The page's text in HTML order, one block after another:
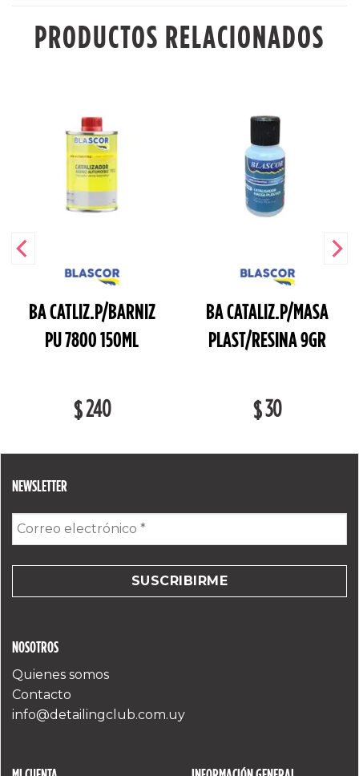
PRODUCTOS RELACIONADOS
BA CATLIZ.P/BARNIZ
PU 7800 150ML
$240
BA CATALIZ.P/MASA
PLAST/RESINA 9GR
$30
NOSOTROS
Quienes somos
Contacto
info@detailingclub.com.uy
NEWSLETTER
Correo
electrónico